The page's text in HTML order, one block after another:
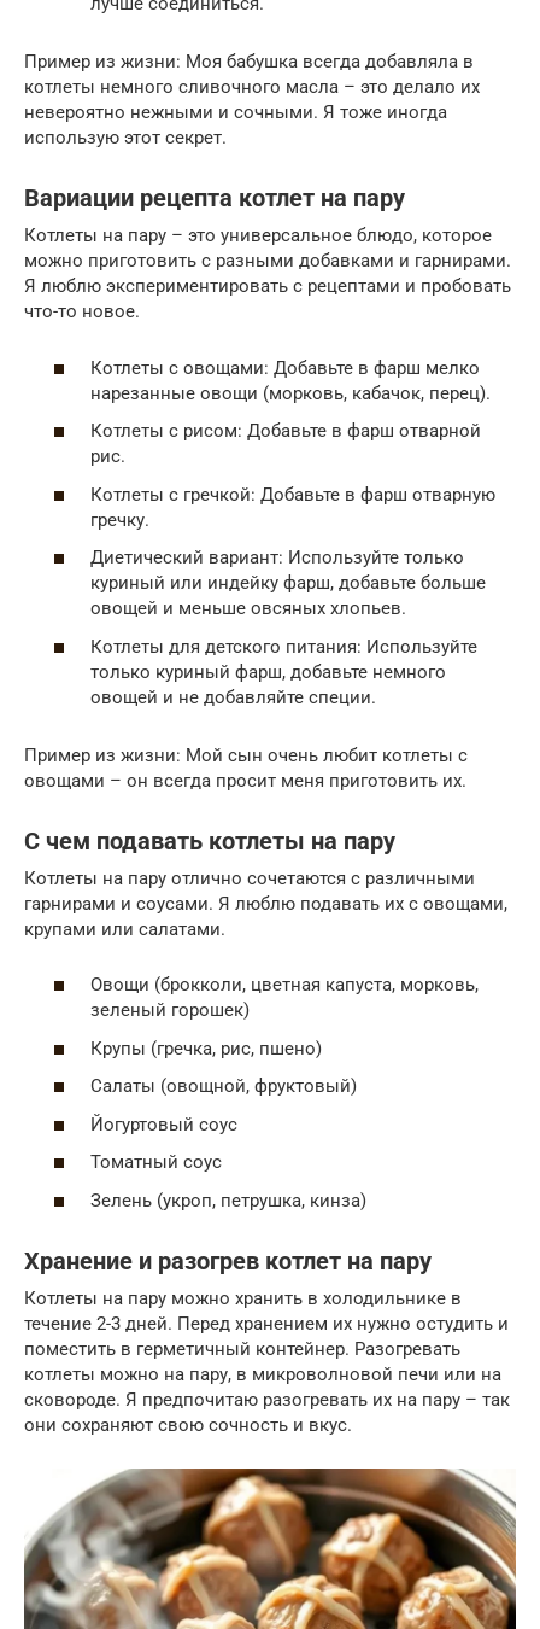
Пример из жизни: Моя бабушка всегда добавляла в
котлеты немного сливочного масла – это делало их
невероятно нежными и сочными. Я тоже иногда
использую этот секрет.
Вариации рецепта котлет на пару
Котлеты на пару – это универсальное блюдо, которое
можно приготовить с разными добавками и гарнирами.
Я люблю экспериментировать с рецептами и пробовать
что-то новое.
Котлеты с овощами: Добавьте в фарш мелко
нарезанные овощи (морковь, кабачок, перец).
Котлеты с рисом: Добавьте в фарш отварной
рис.
Котлеты с гречкой: Добавьте в фарш отварную
гречку.
Диетический вариант: Используйте только
куриный или индейку фарш, добавьте больше
овощей и меньше овсяных хлопьев.
Котлеты для детского питания: Используйте
только куриный фарш, добавьте немного
овощей и не добавляйте специи.
Пример из жизни: Мой сын очень любит котлеты с
овощами – он всегда просит меня приготовить их.
С чем подавать котлеты на пару
Котлеты на пару отлично сочетаются с различными
гарнирами и соусами. Я люблю подавать их с овощами,
крупами или салатами.
Овощи (брокколи, цветная капуста, морковь,
зеленый горошек)
Крупы (гречка, рис, пшено)
Салаты (овощной, фруктовый)
Йогуртовый соус
Томатный соус
Зелень (укроп, петрушка, кинза)
Хранение и разогрев котлет на пару
Котлеты на пару можно хранить в холодильнике в
течение 2-3 дней. Перед хранением их нужно остудить и
поместить в герметичный контейнер. Разогревать
котлеты можно на пару, в микроволновой печи или на
сковороде. Я предпочитаю разогревать их на пару – так
они сохраняют свою сочность и вкус.